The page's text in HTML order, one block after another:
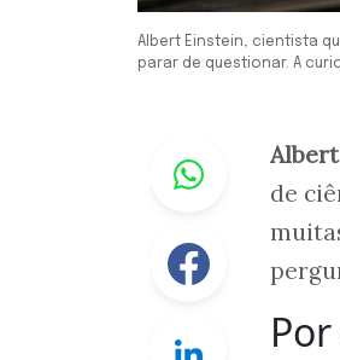
Albert Einstein, cientista
parar de questionar. A
Whastapp
Facebook
Linkedin
de